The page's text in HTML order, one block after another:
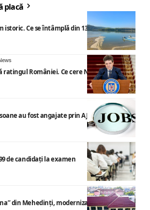
placă
istoric. Ce se întâmplă din 13 august
ratingul României. Ce cere Nicușor Dan
au fost angajate prin AJOFM Mehedinți
de candidați la examen
din Mehedinți, modernizat